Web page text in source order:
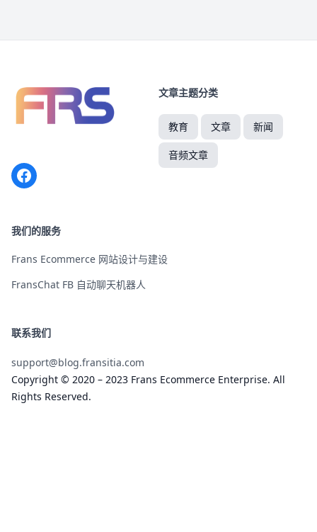
Facebook
文章主题分类
教育 文章 新闻
音频文章
我们的服务
Frans Ecommerce 网站设计与建设
FransChat FB 自动聊天机器人
联系我们
support@blog.fransitia.com
Copyright © 2020 – 2023 Frans Ecommerce Enterprise. All
Rights Reserved.